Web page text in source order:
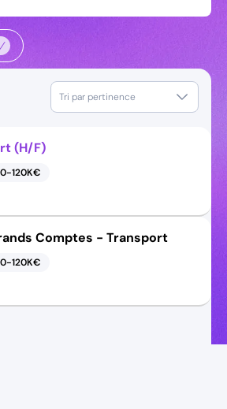
Tri par pertinence
(H/F)
120K€
Comptes - Transport
120K€